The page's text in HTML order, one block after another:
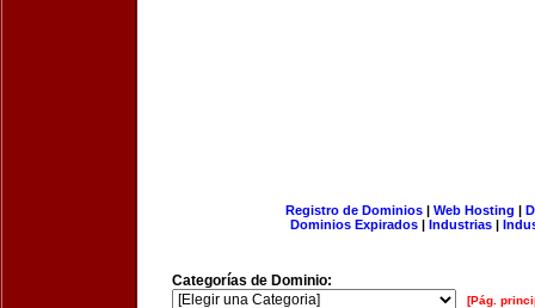
Registro de Dominios| Web Hosting |
Dominios Expirados | Industrias |
Categorías de Dominio:
[Pág.